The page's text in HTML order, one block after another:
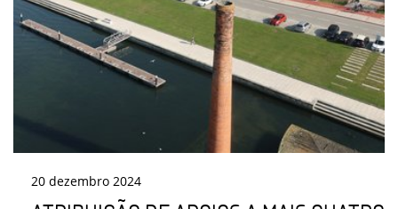
20 dezembro 2024